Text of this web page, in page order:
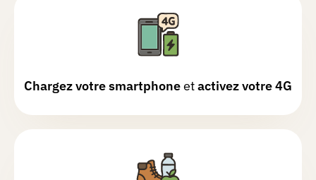
Chargez votre smartphoneetactivez votre 4G